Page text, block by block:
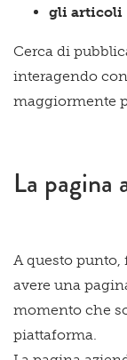
gli articoli
Cerca di
interagendo
maggiormente
La pagina
A questo punto,
avere una
momento che
piattaforma.